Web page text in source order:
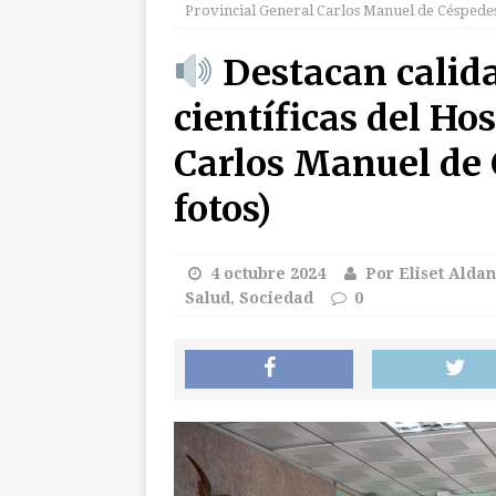
[ 5 agosto 2026 ]
de Venezuela”
[ 6 agosto 2026 ]
electoral
Provincial General Carlos Manuel de
Destacan
científicas del
Carlos Manuel de
fotos)
4 octubre 2024 Por Eliset
Salud , Sociedad 0